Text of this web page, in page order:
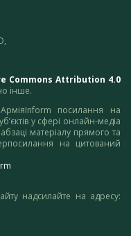
Commons Attribution 4.0
інше.
посилання на
у сфері онлайн-медіа
матеріалу прямого та
на цитований
надсилайте на адресу: